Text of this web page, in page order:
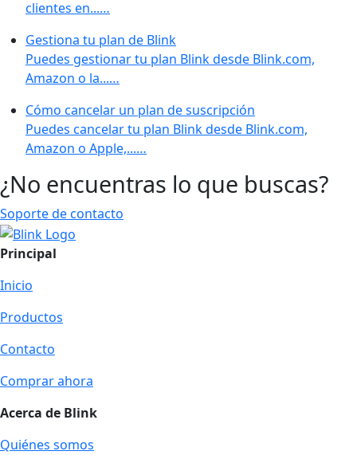
clientes en...…
Gestiona tu plan de Blink
Puedes gestionar tu plan Blink desde Blink.com,
Amazon o la...…
Cómo cancelar un plan de suscripción
Puedes cancelar tu plan Blink desde Blink.com,
Amazon o Apple,...…
¿No encuentras lo que buscas?
Soporte de contacto
Principal
Inicio
Productos
Contacto
Comprar ahora
Acerca de Blink
Quiénes somos